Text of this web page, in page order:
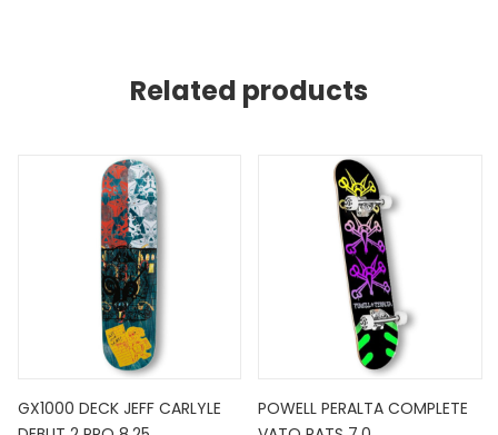
Related products
GX1000 DECK JEFF CARLYLE
POWELL PERALTA COMPLETE